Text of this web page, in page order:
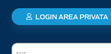
LOGIN AREA PRIVATA